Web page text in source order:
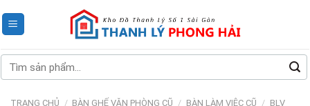
to
Tìm
kiếm:
TRANG CHỦ / BÀN GHẾ VĂN PHÒNG CŨ / BÀN LÀM VIỆC CŨ / BLV